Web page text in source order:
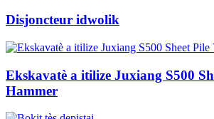
Disjoncteur idwolik
Ekskavatè a itilize Juxiang S500
Hammer